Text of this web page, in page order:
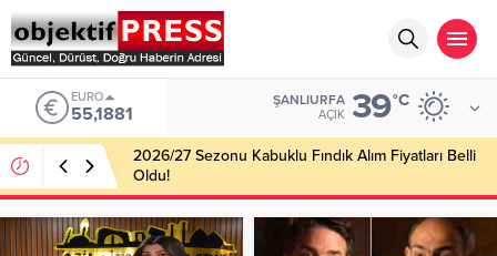
EURO
55,1881
ŞANLIURFA
AÇIK 39°C
2026/27 Sezonu Kabuklu Fındık Alım Fiyatları Belli
Oldu!